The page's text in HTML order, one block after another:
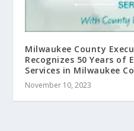
Milwaukee County
Recognizes 50 Years of
Services in Milwaukee
November 10, 2023